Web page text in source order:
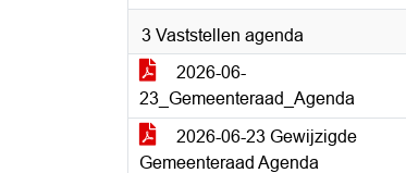
3 Vaststellen agenda
2026-06-
23_Gemeenteraad_Agenda
2026-06-23 Gewijzigde
Gemeenteraad Agenda